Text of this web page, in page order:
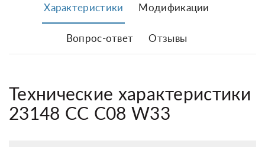
Характеристики Модификации
Вопрос-ответ Отзывы
Технические характеристики
23148 CC C08 W33